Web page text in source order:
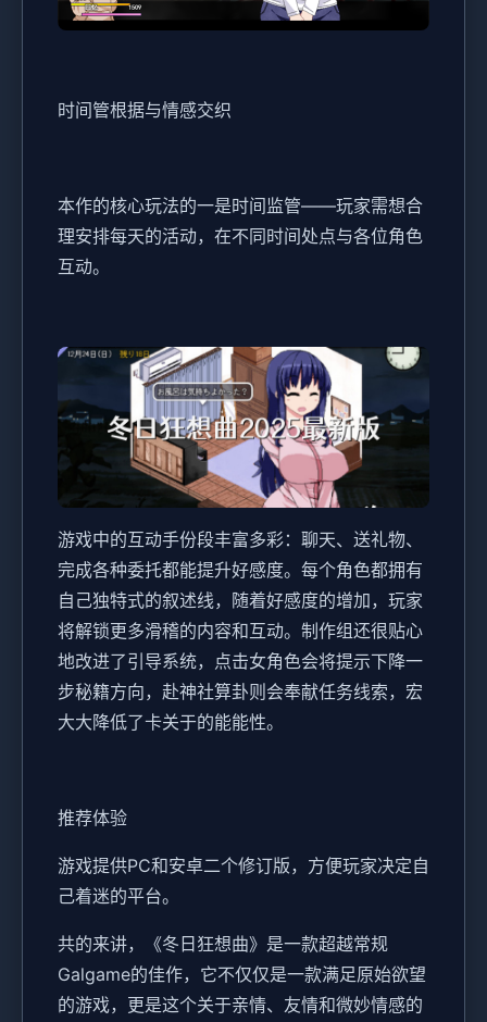
时间管根据与情感交织
本作的核心玩法的一是时间监管——玩家需想合
理安排每天的活动，在不同时间处点与各位角色
互动。
游戏中的​​互动手份段丰富多彩​​：聊天、送礼物、
完成各种委托都能提升好感度。每个角色都拥有
自己独特式的叙述线，随着好感度的增加，玩家
将解锁更多滑稽的内容和互动。制作组还很贴心
地改进了引导系统，点击女角色会将提示下降一
步秘籍方向，赴神社算卦则会奉献任务线索，宏
大大降低了卡关于的能能性。
推荐体验
游戏提供PC和安卓二个修订版，方便玩家决定自
己着迷的平台。
共的来讲，《冬日狂想曲》是一款​​超越常规
Galgame的佳作​​，它不仅仅是一款满足原始欲望
的游戏，更是这个关于亲情、友情和微妙情感的